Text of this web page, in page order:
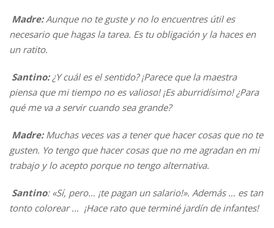
Madre:Aunque no te guste y no lo encuentres útil es
necesario que hagas la tarea. Es tu obligación y la haces en
un ratito.
Santino:¿Y cuál es el sentido? ¡Parece que la maestra
piensa que mi tiempo no es valioso! ¡Es aburridísimo! ¿Para
qué me va a servir cuando sea grande?
Madre:Muchas veces vas a tener que hacer cosas que no te
gusten. Yo tengo que hacer cosas que no me agradan en mi
trabajo y lo acepto porque no tengo alternativa.
Santino:«Sí, pero… ¡te pagan un salario!». Además … es tan
tonto colorear … ¡Hace rato que terminé jardín de infantes!